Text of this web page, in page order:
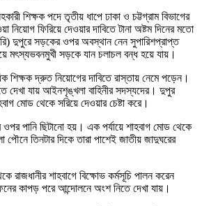
শিক্ষক পদে তৃতীয় ধাপে ঢাকা ও চট্টগ্রাম বিভাগের
নিয়োগ ফিরিয়ে দেওয়ার দাবিতে টানা অষ্টম দিনের মতো
দুপুরে সড়কের ওপর অবস্থান নেন সুপারিশপ্রাপ্ত
মৎস্যভবনমুখী সড়কে যান চলাচল বন্ধ হয়ে যায়।
শিক্ষক দ্রুত নিয়োগের দাবিতে রাস্তায় নেমে পড়েন।
যায় আইনশৃঙ্খলা বাহিনীর সদস্যদের। দুপুর
মোড থেকে সরিয়ে দেওয়ার চেষ্টা করে।
পানি ছিটানো হয়। এক পর্যায়ে শাহবাগ মোড থেকে
পৌনে তিনটার দিকে তারা পাশেই জাতীয় জাদুঘরের
রাজধানীর শাহবাগে বিক্ষোভ কর্মসূচি পালন করেন
কাপড় পরে আন্দোলনে অংশ নিতে দেখা যায়।